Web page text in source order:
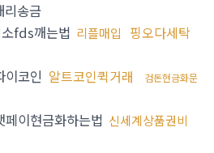
리송금
fds깨는법 리플매입
핑오다세탁
이코인 알트코인퀵거래
검돈현금화문
페이현금화하는법 신세계상품권비